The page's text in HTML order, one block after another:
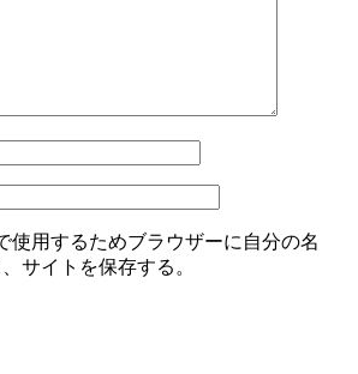
使用するためブラウザーに自分の名
サイトを保存する。